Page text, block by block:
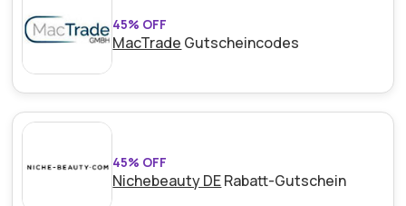
45% OFF
MacTrade Gutscheincodes
45% OFF
Nichebeauty DERabatt-Gutschein